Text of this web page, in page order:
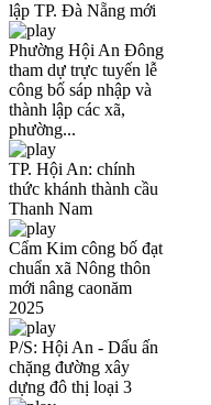
lập TP. Đà Nẵng mới
Phường Hội An Đông
tham dự trực tuyến lễ
công bố sáp nhập và
thành lập các xã,
phường...
TP. Hội An: chính
thức khánh thành cầu
Thanh Nam
Cẩm Kim công bố đạt
chuẩn xã Nông thôn
mới nâng caonăm
2025
P/S: Hội An - Dấu ấn
chặng đường xây
dựng đô thị loại 3